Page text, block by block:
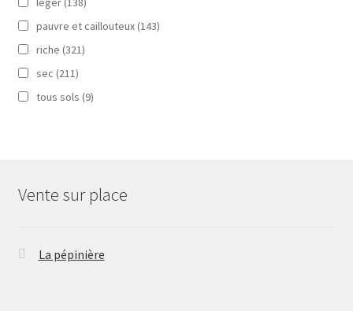
pauvre et caillouteux (143)
riche (321)
sec (211)
tous sols (9)
Vente sur place
La pépinière